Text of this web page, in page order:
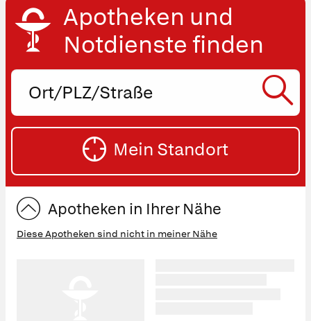
Apotheken und
Notdienste finden
Ort,
oder
Straße
Mein Standort
Apotheken in Ihrer Nähe
Diese Apotheken sind nicht in meiner Nähe